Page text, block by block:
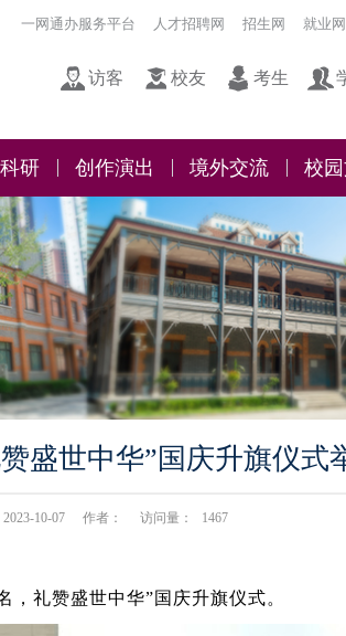
一网通办服务平台 人才招聘网 招生网 就业网
访客 校友 考生
研 创作演出 境外交流 校
盛世中华”国庆升旗仪式
10-07 作者： 访问量： 1467
，礼赞盛世中华”国庆升旗仪式。